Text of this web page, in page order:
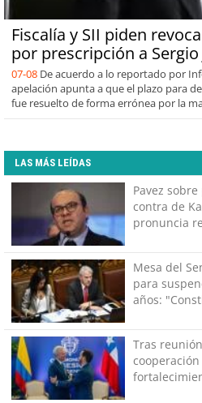
Fiscalía y SII piden
por prescripción a Sergio
07-08 De acuerdo a lo reportado por
apelación apunta a que el plazo para
fue resuelto de forma errónea por la
LAS MÁS LEÍDAS
Pavez
contra de
pronuncia
Mesa del
para
años:
Tras